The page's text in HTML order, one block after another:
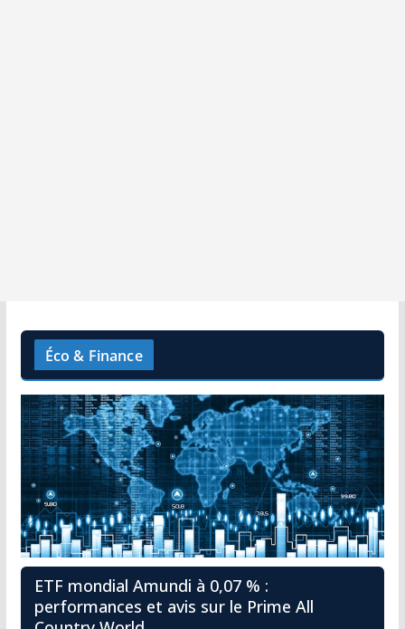
Éco & Finance
ETF mondial Amundi à 0,07 % :
performances et avis sur le Prime All